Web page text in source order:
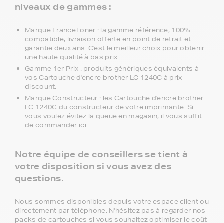
niveaux de gammes :
Marque FranceToner : la gamme référence, 100%
compatible, livraison offerte en point de retrait et
garantie deux ans. C'est le meilleur choix pour obtenir
une haute qualité à bas prix.
Gamme 1er Prix : produits génériques équivalents à
vos Cartouche d'encre brother LC 1240C à prix
discount.
Marque Constructeur : les Cartouche d'encre brother
LC 1240C du constructeur de votre imprimante. Si
vous voulez évitez la queue en magasin, il vous suffit
de commander ici.
Notre équipe de conseillers se tient à
votre disposition si vous avez des
questions.
Nous sommes disponibles depuis votre espace client ou
directement par téléphone. N'hésitez pas à regarder nos
packs de cartouches si vous souhaitez optimiser le coût